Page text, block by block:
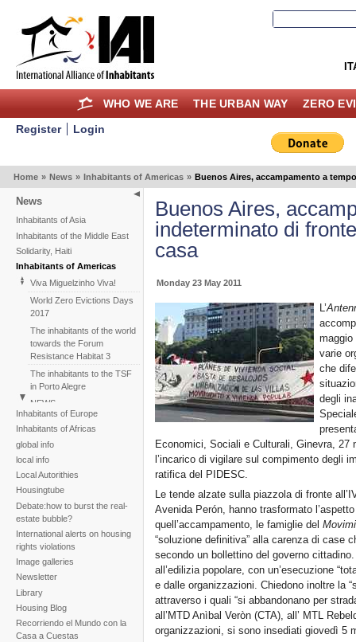
WHO WE ARE THE URBAN WAY ZERO
Register Login
Home » News » Inhabitants of Americas » Buenos Aires, accampamento a
News
Inhabitants of Asia
Inhabitants of the Middle East
Solidarity, Haiti
Inhabitants of Americas
Viva Miguelzinho Viva!
World Zero Evictions Days
2017
The inhabitants of the world
towards the Forum
Resistance Habitat 3
The inhabitants to the TSF
in Porto Alegre
NEWS
Perú: Huáscar Residents
March
Reportaje fotogràfico sobre
la tragedia de la tormenta
Noel
Inhabitants of Europe
Inhabitants of Africas
global info
local info
Local Autorithies
Housingtube
Debate:how to burst the real-
estate bubble?
International alerts on housing
rights violations
Image galleries
Newsletter
Library
Housing Blog
Recorriendo el Mundo con la
Casa a Cuestas
Buenos Aires,
indeterminato di
casa
Monday 23 May 2011
L’
maggio
varie
che
degli
Economici, Sociali e Culturali, Ginevra, 27
l’incarico di vigilare sul compimento degli
ratifica del PIDESC.
Le tende alzate sulla piazzola di fronte
Avenida Perón, hanno trasformato
quell’accampamento, le famiglie del
“soluzione definitiva” alla carenza di case
secondo un bollettino del governo
all’edilizia popolare, con un’esecuzione
e dalle organizzazioni. Chiedono inoltre la
attraverso i quali “si abbandonano per
all’MTD Anìbal Veròn (CTA), all’ MTL
organizzazioni, si sono insediati giovedì 5